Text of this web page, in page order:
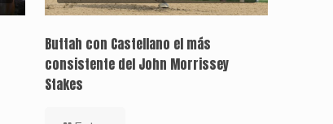
Buttah con Castellano el más
consistente del John Morrissey
Stakes